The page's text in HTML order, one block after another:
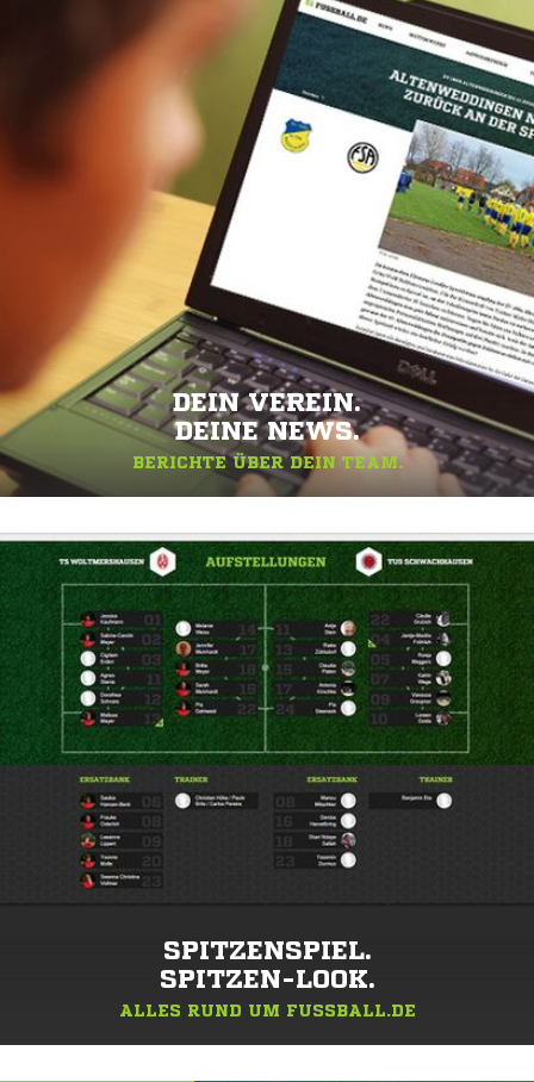
DEIN VEREIN.
DEINE NEWS.
BERICHTE ÜBER DEIN TEAM.
SPITZENSPIEL.
SPITZEN-LOOK.
ALLES RUND UM FUSSBALL.DE